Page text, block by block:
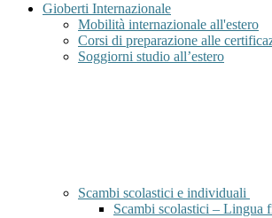
Gioberti Internazionale
Mobilità internazionale all'estero
Corsi di preparazione alle
Soggiorni studio all’estero
Scambi scolastici e individuali
Scambi scolastici – Lingua